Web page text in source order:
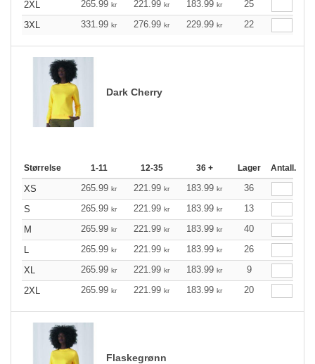
2XL
265.99 kr 221.99 kr 183.99 kr
25
3XL
331.99 kr 276.99 kr 229.99 kr 22
Dark Cherry
Størrelse 1-11 12-35 36 + Lager Antall.
XS 265.99 kr 221.99 kr 183.99 kr
36
S
265.99 kr 221.99 kr 183.99 kr
13
M
265.99 kr 221.99 kr 183.99 kr
40
L
265.99 kr 221.99 kr 183.99 kr
26
XL
265.99 kr 221.99 kr 183.99 kr
9
2XL
265.99 kr 221.99 kr 183.99 kr 20
Flaskegrønn